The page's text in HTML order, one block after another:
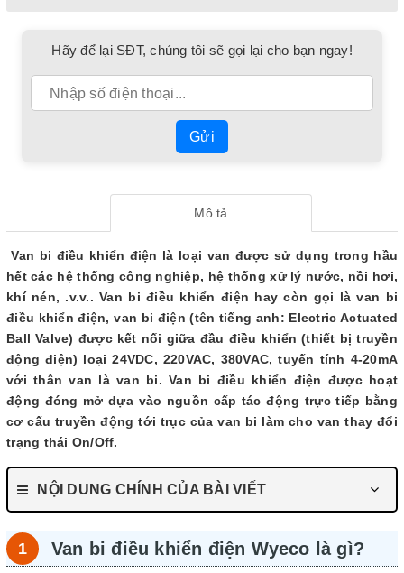
Hãy để lại SĐT, chúng tôi sẽ gọi lại cho bạn ngay!
Gửi
Mô tả
Van bi điều khiển điện là loại van được sử dụng trong hầu
hết các hệ thống công nghiệp, hệ thống xử lý nước, nồi hơi,
khí nén, .v.v.. Van bi điều khiển điện hay còn gọi là van bi
điều khiển điện, van bi điện (tên tiếng anh: Electric Actuated
Ball Valve) được kết nối giữa đầu điều khiển (thiết bị truyền
động điện) loại 24VDC, 220VAC, 380VAC, tuyến tính 4-20mA
với thân van là van bi. Van bi điều khiển điện được hoạt
động đóng mở dựa vào nguồn cấp tác động trực tiếp bằng
cơ cấu truyền động tới trục của van bi làm cho van thay đổi
trạng thái On/Off.
NỘI DUNG CHÍNH CỦA BÀI VIẾT
Van bi điều khiển điện Wyeco là gì?